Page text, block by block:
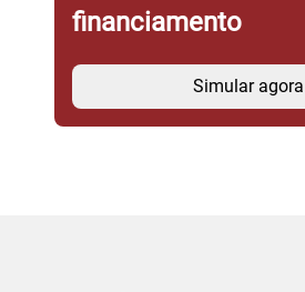
financiamento
Simular agora